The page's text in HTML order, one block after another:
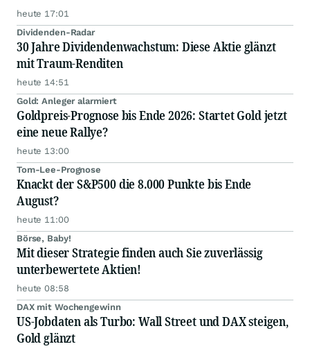
heute 17:01
Dividenden-Radar
30 Jahre Dividendenwachstum: Diese Aktie glänzt
mit Traum-Renditen
heute 14:51
Gold: Anleger alarmiert
Goldpreis-Prognose bis Ende 2026: Startet Gold jetzt
eine neue Rallye?
heute 13:00
Tom-Lee-Prognose
Knackt der S&P500 die 8.000 Punkte bis Ende
August?
heute 11:00
Börse, Baby!
Mit dieser Strategie finden auch Sie zuverlässig
unterbewertete Aktien!
heute 08:58
DAX mit Wochengewinn
US-Jobdaten als Turbo: Wall Street und DAX steigen,
Gold glänzt